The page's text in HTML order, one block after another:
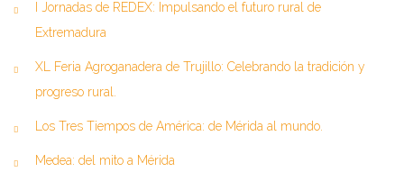
I Jornadas de REDEX: Impulsando el futuro rural de
Extremadura
XL Feria Agroganadera de Trujillo: Celebrando la tradición y
progreso rural.
Los Tres Tiempos de América: de Mérida al mundo.
Medea: del mito a Mérida